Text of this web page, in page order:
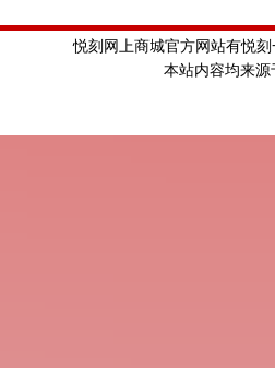
悦刻网上商城官方网站有悦
本站内容均来